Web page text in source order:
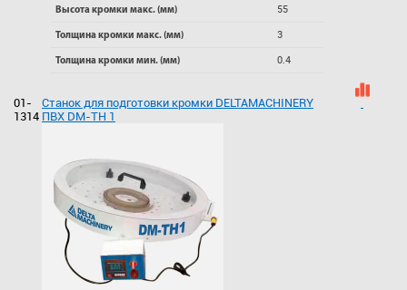
Высота кромки макс. (мм) 55
Толщина кромки макс. (мм) 3
Толщина кромки мин. (мм) 0.4
01-
1314
Станок для подготовки кромки DELTAMACHINERY
ПВХ DM-TH 1